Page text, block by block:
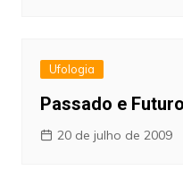
Ufologia
Passado e
20 de julho de 2009